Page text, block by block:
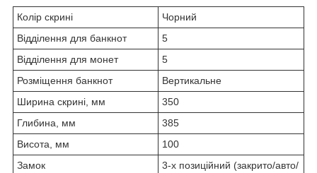
Колір скрині
Чорний
Відділення для банкнот
5
Відділення для монет
5
Розміщення банкнот
Вертикальне
Ширина скрині, мм
350
Глибина, мм
385
Висота, мм
100
Замок
3-х позиційний (закрито/авто/